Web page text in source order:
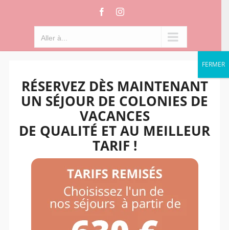
FacebookInstagram
Aller à...
RÉSERVEZ DÈS MAINTENANT
UN SÉJOUR DE COLONIES DE
VACANCES
DE QUALITÉ ET AU MEILLEUR
TARIF !
FERMER